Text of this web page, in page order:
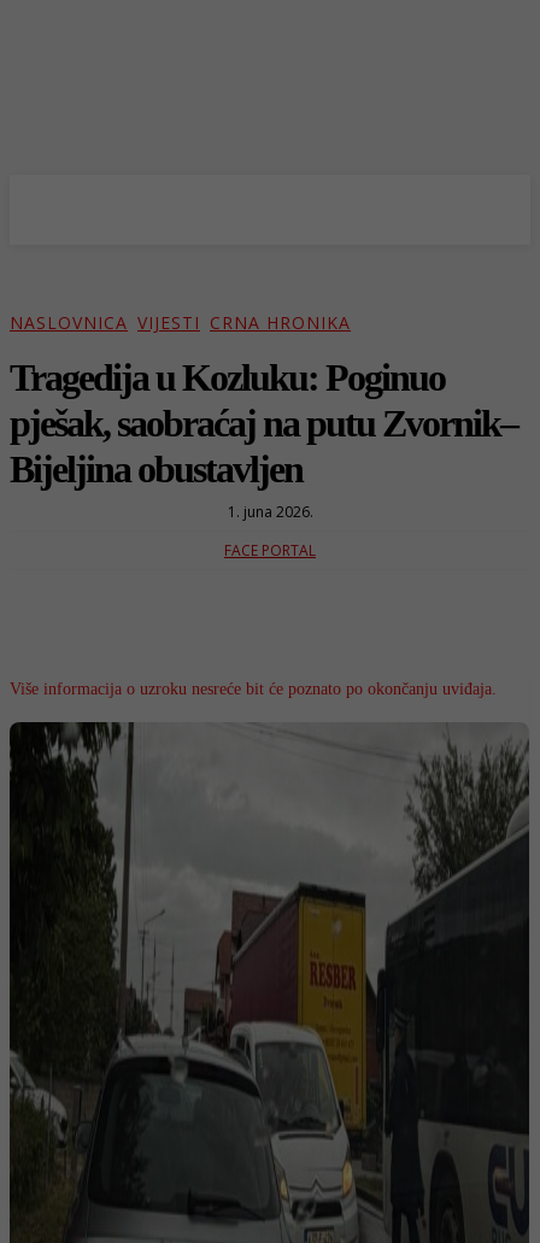
NASLOVNICA VIJESTI CRNA HRONIKA
Tragedija u Kozluku: Poginuo
pješak, saobraćaj na putu Zvornik–
Bijeljina obustavljen
1. juna 2026.
FACE PORTAL
Više informacija o uzroku nesreće bit će poznato po okončanju uviđaja.